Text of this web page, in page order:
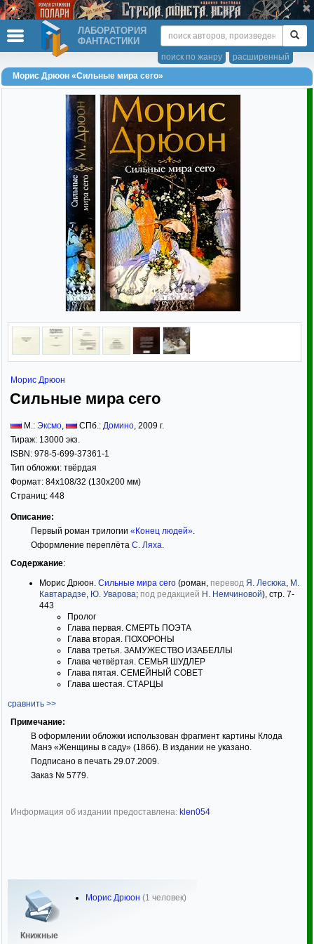
ЛАБОРАТОРИЯ
ФАНТАСТИКИ
расширенный
поиск по жанру
Морис Дрюон «Сильные мира сего»
Морис Дрюон
Сильные мира сего
М.: Эксмо, СПб.: Домино, 2009 г.
Тираж: 13000 экз.
ISBN: 978-5-699-37361-1
Тип обложки: твёрдая
Формат: 84x108/32 (130x200 мм)
Страниц: 448
Описание:
Первый роман трилогии «Конец людей».
Оформление переплёта С. Ляха.
Содержание:
Морис Дрюон. Сильные мира сего (роман, перевод Я. Лесюка, М.
Кавтарадзе, Ю. Уварова; под редакцией Н. Немчиновой), стр. 7-
443
Пролог
Глава первая. СМЕРТЬ ПОЭТА
Глава вторая. ПОХОРОНЫ
Глава третья. ЗАМУЖЕСТВО ИЗАБЕЛЛЫ
Глава четвёртая. СЕМЬЯ ШУДЛЕР
Глава пятая. СЕМЕЙНЫЙ СОВЕТ
Глава шестая. СТАРЦЫ
сравнить >>
Примечание:
В оформлении обложки использован фрагмент картины Клода
Манэ «Женщины в саду» (1866). В издании не указано.
Подписано в печать 29.07.2009.
Заказ № 5779.
Информация об издании предоставлена: klen054
Книжные
Морис Дрюон (1 человек)